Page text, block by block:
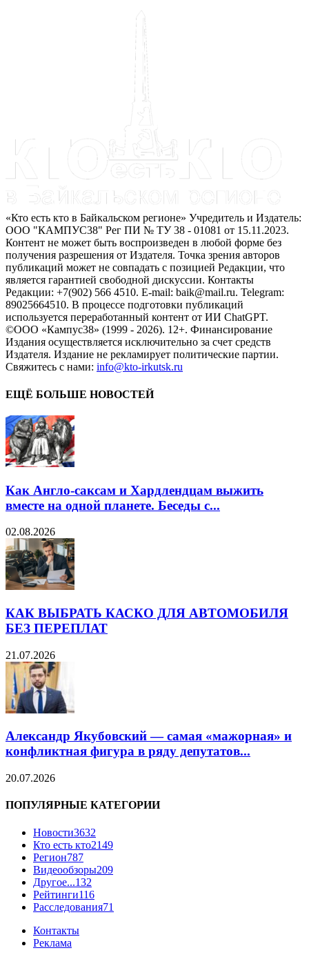
«Кто есть кто в Байкальском регионе» Учредитель и Издатель:
ООО "КАМПУС38" Рег ПИ № ТУ 38 - 01081 от 15.11.2023.
Контент не может быть воспроизведен в любой форме без
получения разрешения от Издателя. Точка зрения авторов
публикаций может не совпадать с позицией Редакции, что
является гарантией свободной дискуссии. Контакты
Редакции: +7(902) 566 4510. E-mail: baik@mail.ru. Telegram:
89025664510. В процессе подготовки публикаций
используется переработанный контент от ИИ ChatGPT.
©ООО «Кампус38» (1999 - 2026). 12+. Финансирование
Издания осуществляется исключительно за счет средств
Издателя. Издание не рекламирует политические партии.
Свяжитесь с нами: info@kto-irkutsk.ru
ЕЩЁ БОЛЬШЕ НОВОСТЕЙ
Как Англо-саксам и Хардлендцам выжить
вместе на одной планете. Беседы с...
02.08.2026
КАК ВЫБРАТЬ КАСКО ДЛЯ АВТОМОБИЛЯ
БЕЗ ПЕРЕПЛАТ
21.07.2026
Александр Якубовский — самая «мажорная» и
конфликтная фигура в ряду депутатов...
20.07.2026
ПОПУЛЯРНЫЕ КАТЕГОРИИ
Новости3632
Кто есть кто2149
Регион787
Видеообзоры209
Другое...132
Рейтинги116
Расследования71
Контакты
Реклама